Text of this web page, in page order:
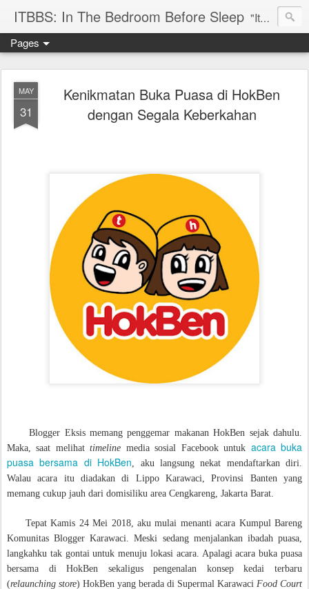
ITBBS: In The Bedroom Before Sleep "Its my life to be exist in the world"
Pages
MAY
31
Kenikmatan Buka Puasa di HokBen
dengan Segala Keberkahan
Blogger Eksis memang penggemar makanan HokBen sejak dahulu.
Maka, saat melihattimeline media sosial Facebook untuk acara buka
puasa bersama di HokBen, aku langsung nekat mendaftarkan diri.
Walau acara itu diadakan di Lippo Karawaci, Provinsi Banten yang
memang cukup jauh dari domisiliku area Cengkareng, Jakarta Barat.
Tepat Kamis 24 Mei 2018, aku mulai menanti acara Kumpul Bareng
Komunitas Blogger Karawaci. Meski sedang menjalankan ibadah puasa,
langkahku tak gontai untuk menuju lokasi acara. Apalagi acara buka puasa
bersama di HokBen sekaligus pengenalan konsep kedai terbaru
(relaunching store) HokBen yang berada di Supermal Karawaci Food Court